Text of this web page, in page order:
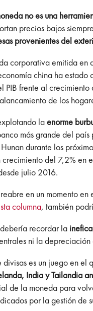
no es una
precios bajos
provenientes del
corporativa emitida
china ha
PIB frente al
de los
laenorme
más grande del
durante los
del 7,2% en
julio 2016.
en un momento
columna, también
recordar la
ni la
divisas es un juego en
India y Tailandia
de la moneda para
por la gestión de